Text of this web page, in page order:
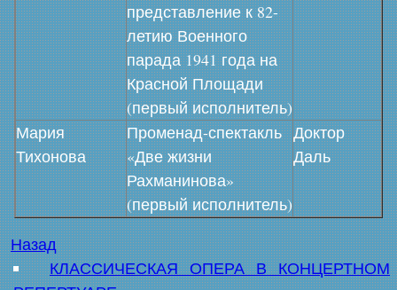
представление к 82-
летию Военного
парада 1941 года на
Красной Площади
(первый исполнитель)
Мария
Тихонова
Променад-спектакль
«Две жизни
Рахманинова»
(первый исполнитель)
Доктор
Даль
Назад
КЛАССИЧЕСКАЯ ОПЕРА В КОНЦЕРТНОМ